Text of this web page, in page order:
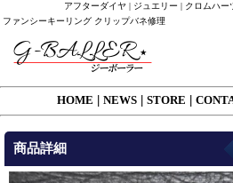
アフターダイヤ | ジュエリー | クロムハー
ファンシーキーリング クリップバネ修理
HOME NEWS STORE
商品詳細